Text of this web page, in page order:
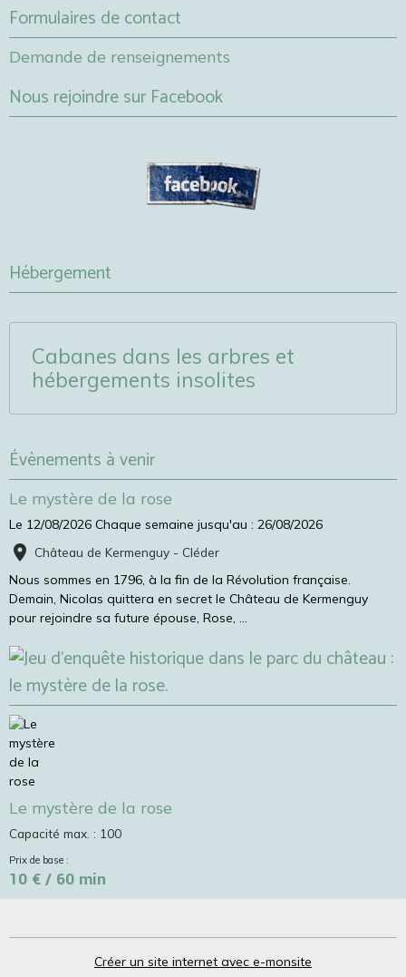
Formulaires de contact
Demande de renseignements
Nous rejoindre sur Facebook
Hébergement
Cabanes dans les arbres et
hébergements insolites
Évènements à venir
Le mystère de la rose
Le 12/08/2026 Chaque semaine jusqu'au : 26/08/2026
Château de Kermenguy - Cléder
Nous sommes en 1796, à la fin de la Révolution française.
Demain, Nicolas quittera en secret le Château de Kermenguy
pour rejoindre sa future épouse, Rose, ...
Le mystère de la rose
Capacité max. : 100
Prix de base :
10 € / 60 min
Créer un site internet avec e-monsite